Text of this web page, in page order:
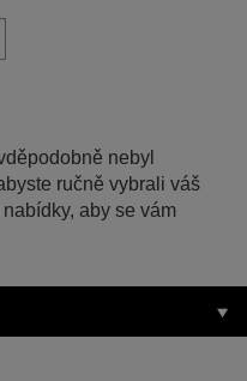
nebyl
ručně vybrali váš
aby se vám